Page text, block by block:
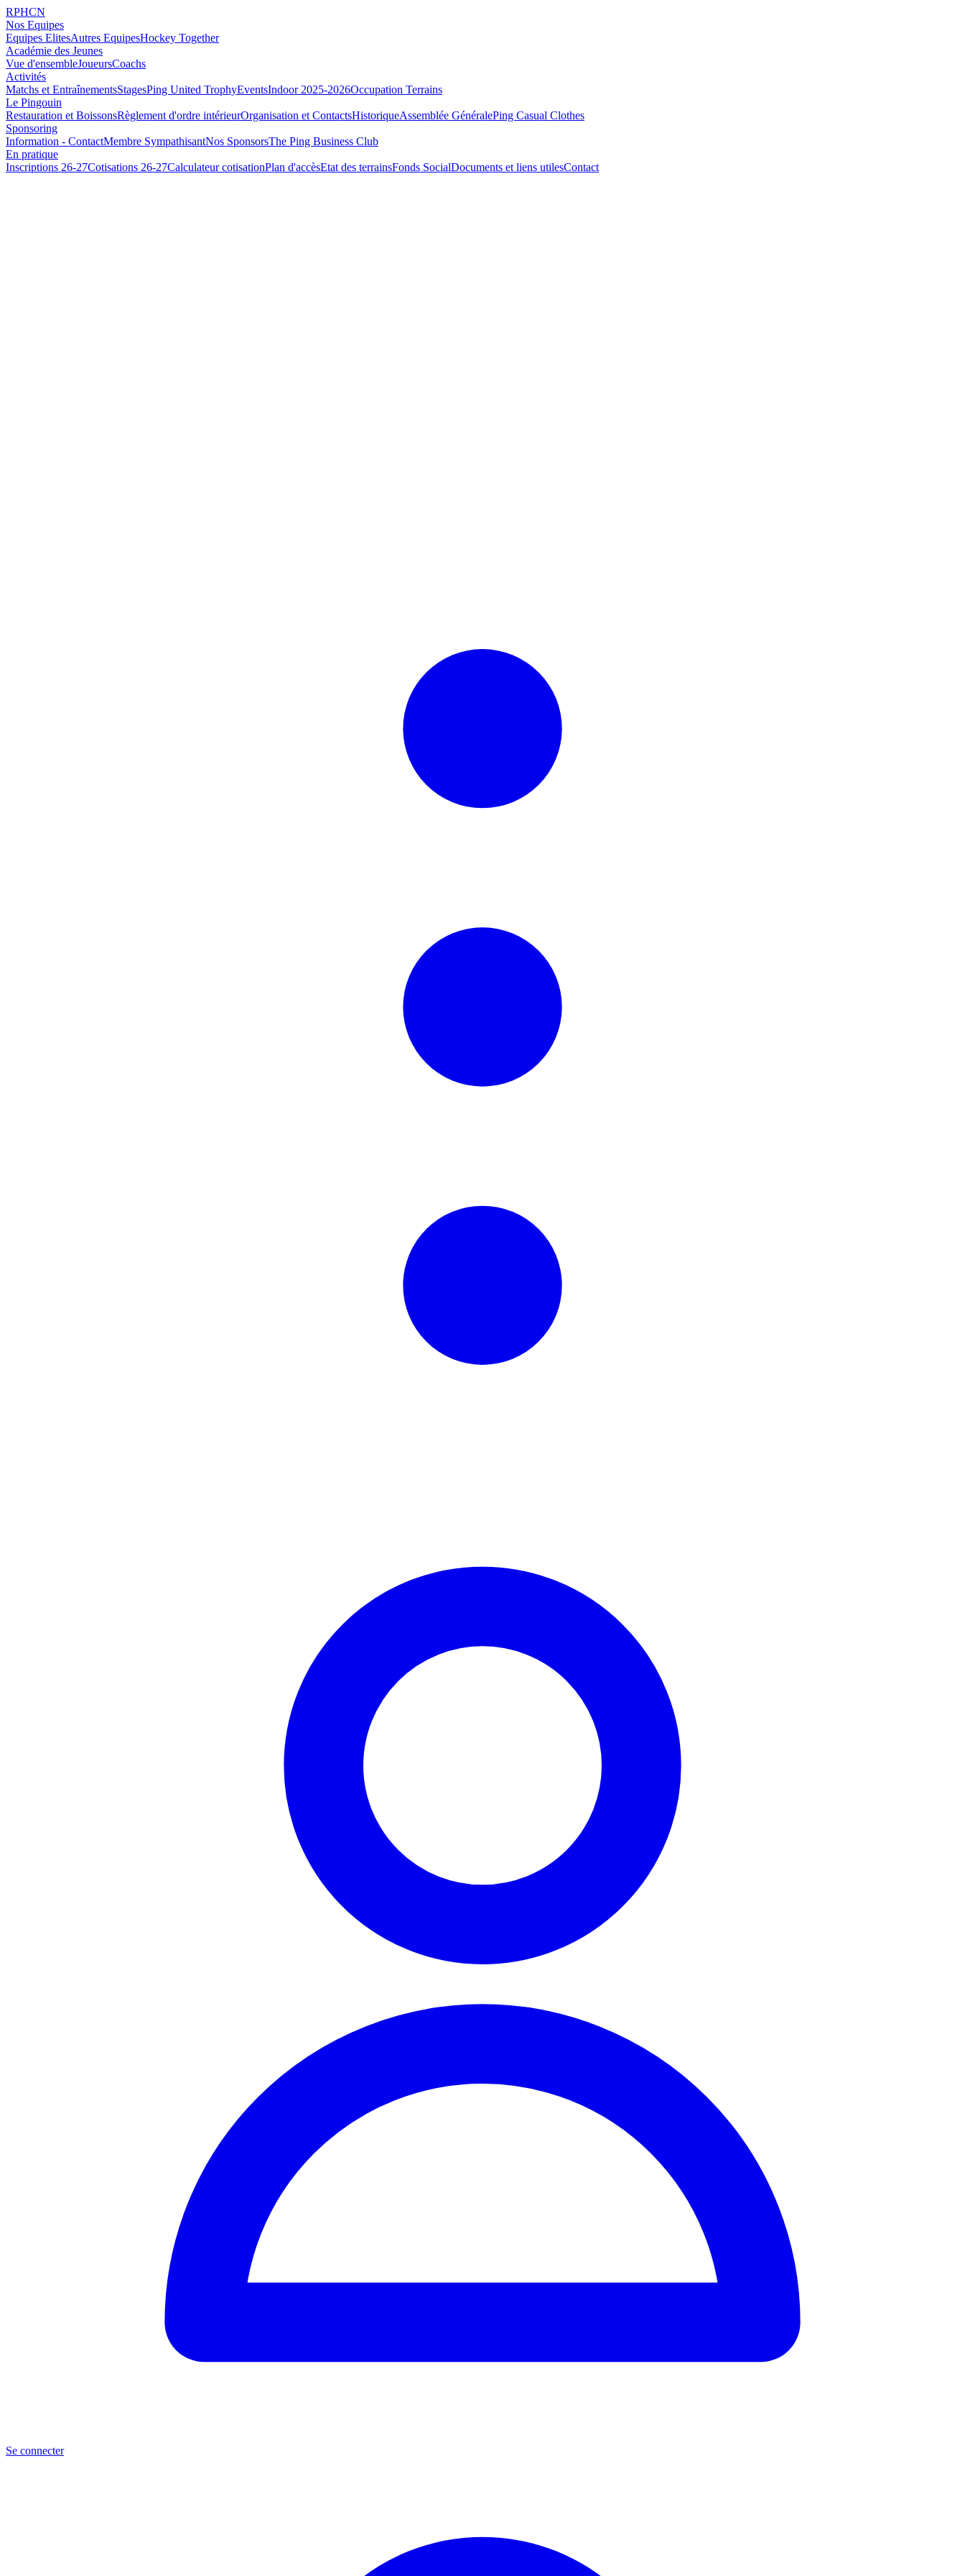
RPHCN
Nos Equipes
Equipes ElitesAutres EquipesHockey Together
Académie des Jeunes
Vue d'ensembleJoueursCoachs
Activités
Matchs et EntraînementsStagesPing United TrophyEventsIndoor 2025-2026Occupation Terrains
Le Pingouin
Restauration et BoissonsRèglement d'ordre intérieurOrganisation et ContactsHistoriqueAssemblée GénéralePing Casual Clothes
Sponsoring
Information - ContactMembre SympathisantNos SponsorsThe Ping Business Club
En pratique
Inscriptions 26-27Cotisations 26-27Calculateur cotisationPlan d'accèsEtat des terrainsFonds SocialDocuments et liens utilesContact
Se connecter